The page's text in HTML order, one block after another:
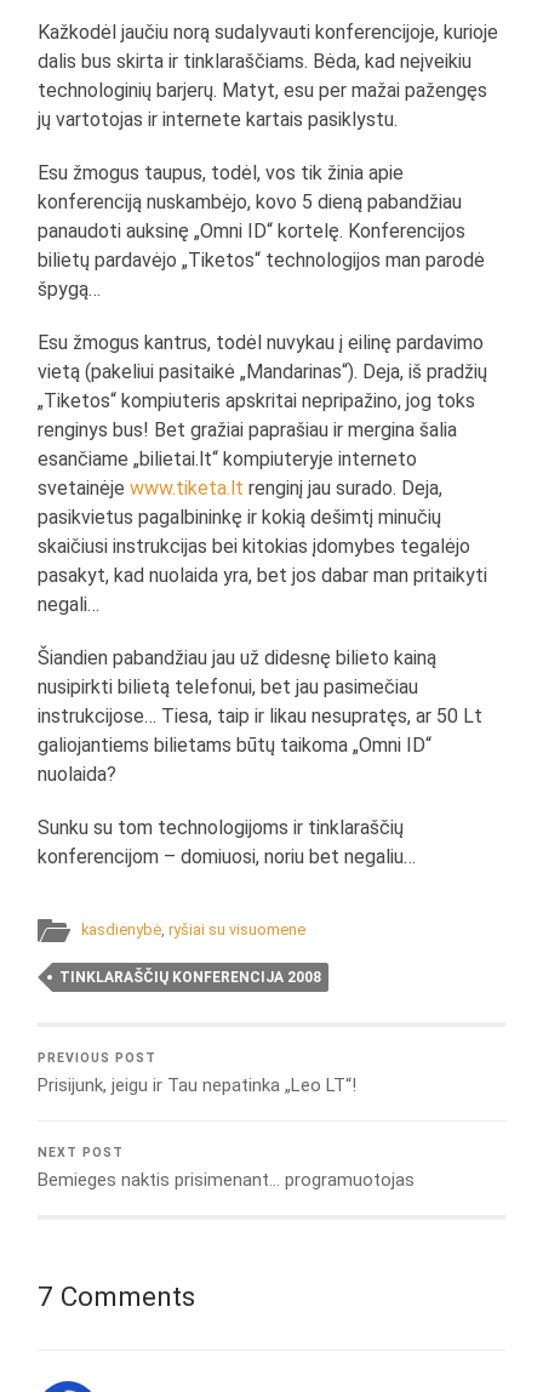
Kažkodėl jaučiu norą sudalyvauti konferencijoje, kurioje
dalis bus skirta ir tinklaraščiams. Bėda, kad neįveikiu
technologinių barjerų. Matyt, esu per mažai pažengęs
jų vartotojas ir internete kartais pasiklystu.
Esu žmogus taupus, todėl, vos tik žinia apie
konferenciją nuskambėjo, kovo 5 dieną pabandžiau
panaudoti auksinę „Omni ID“ kortelę. Konferencijos
bilietų pardavėjo „Tiketos“ technologijos man parodė
špygą…
Esu žmogus kantrus, todėl nuvykau į eilinę pardavimo
vietą (pakeliui pasitaikė „Mandarinas“). Deja, iš pradžių
„Tiketos“ kompiuteris apskritai nepripažino, jog toks
renginys bus! Bet gražiai paprašiau ir mergina šalia
esančiame „bilietai.lt“ kompiuteryje interneto
svetainėjewww.tiketa.lt renginį jau surado. Deja,
pasikvietus pagalbininkę ir kokią dešimtį minučių
skaičiusi instrukcijas bei kitokias įdomybes tegalėjo
pasakyt, kad nuolaida yra, bet jos dabar man pritaikyti
negali…
Šiandien pabandžiau jau už didesnę bilieto kainą
nusipirkti bilietą telefonui, bet jau pasimečiau
instrukcijose… Tiesa, taip ir likau nesupratęs, ar 50 Lt
galiojantiems bilietams būtų taikoma „Omni ID“
nuolaida?
Sunku su tom technologijoms ir tinklaraščių
konferencijom – domiuosi, noriu bet negaliu…
kasdienybė ,ryšiai su visuomene
TINKLARAŠČIŲ KONFERENCIJA 2008
PREVIOUS POST
Prisijunk, jeigu ir Tau nepatinka „Leo LT“!
NEXT POST
Bemieges naktis prisimenant… programuotojas
7 Comments